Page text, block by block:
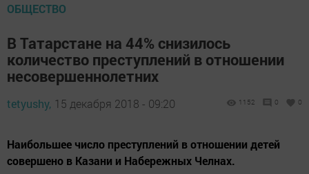
ОБЩЕСТВО
В Татарстане на 44% снизилось
количество преступлений в отношении
несовершеннолетних
tetyushy, 15 декабря 2018 - 09:20 1152 0 0
Наибольшее число преступлений в отношении детей
совершено в Казани и Набережных Челнах.